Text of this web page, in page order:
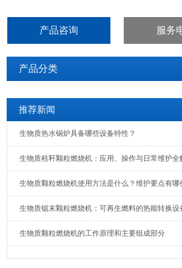
产品咨询 服务
产品分类
推荐新闻
生物质热水锅炉具备哪些设备特性？
生物质秸秆颗粒燃烧机：应用、操作与日常维护全
生物质颗粒燃烧机使用方法是什么？维护要点有哪
生物质锯末颗粒燃烧机：可再生燃料的热能转换设
生物质颗粒燃烧机的工作原理和主要组成部分